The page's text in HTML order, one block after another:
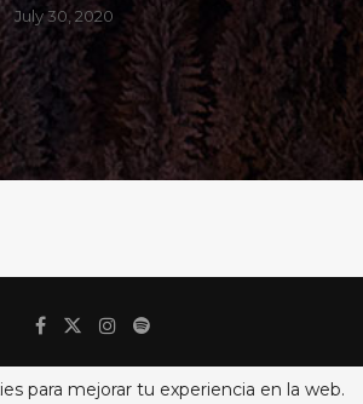
July 30, 2020
para mejorar tu experiencia en la web.